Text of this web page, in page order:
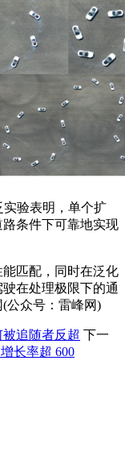
验表明，单个扩
条件下可靠地实现
匹配，同时在泛化
在处理极限下的通
公众号：雷峰网)
追随者反超 下一
长率超 600